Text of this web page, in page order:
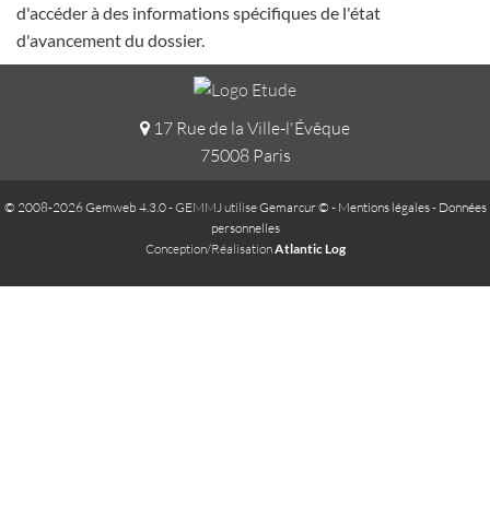
d'accéder à des informations spécifiques de l'état
d'avancement du dossier.
17 Rue de la Ville-l'Évêque
75008 Paris
© 2008-2026 Gemweb 4.3.0- GEMMJ utiliseGemarcur © - Mentions légales- Données
personnelles
Conception/RéalisationAtlantic Log